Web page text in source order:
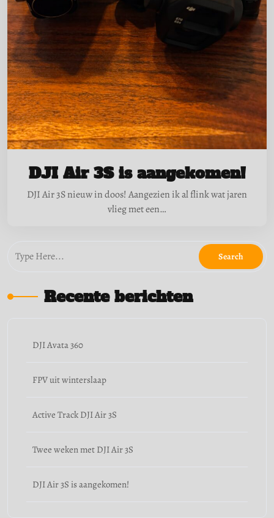
DJI Air 3S is aangekomen!
DJI Air 3S nieuw in doos! Aangezien ik al flink wat jaren
vlieg met een…
Recente berichten
DJI Avata 360
FPV uit winterslaap
Active Track DJI Air 3S
Twee weken met DJI Air 3S
DJI Air 3S is aangekomen!